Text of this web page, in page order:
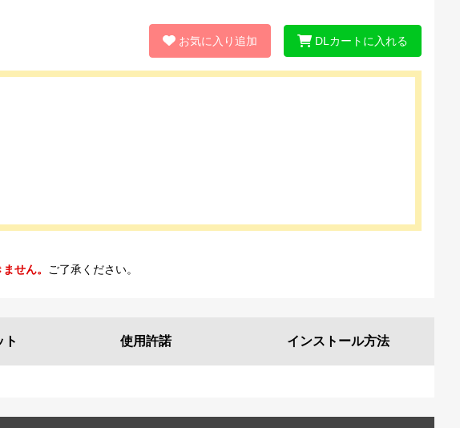
お気に入り追加 DLカートに入れる
せん。 ご了承ください。
ト 使用許諾 インストール方法